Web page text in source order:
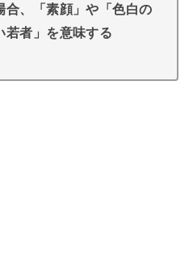
、「素顔」や「色白の
若者」を意味する